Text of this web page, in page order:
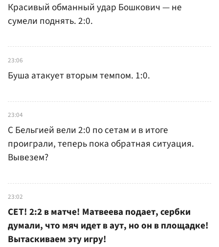
Красивый обманный удар Бошкович — не
сумели поднять. 2:0.
23:06
Буша атакует вторым темпом. 1:0.
23:04
С Бельгией вели 2:0 по сетам и в итоге
проиграли, теперь пока обратная ситуация.
Вывезем?
23:02
СЕТ! 2:2 в матче! Матвеева подает, сербки
думали, что мяч идет в аут, но он в площадке!
Вытаскиваем эту игру!